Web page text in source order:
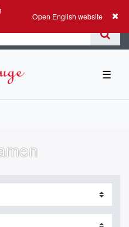
☰
Open English website